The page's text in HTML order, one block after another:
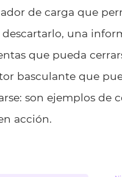
de carga que
descartarlo, una
que pueda
basculante que
son ejemplos de
acción.